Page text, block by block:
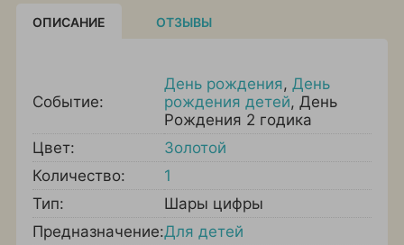
ОПИСАНИЕ ОТЗЫВЫ
Событие:
День рождения, День
рождения детей, День
Рождения 2 годика
Цвет:
Золотой
Количество:
1
Тип:
Шары цифры
Предназначение:Для детей